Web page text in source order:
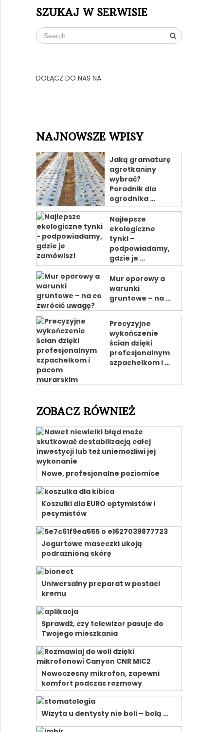
SZUKAJ W SERWISIE
DOŁĄCZ DO NAS NA
NAJNOWSZE WPISY
Jaką gramaturę
agrotkaniny
wybrać?
Poradnik dla
ogrodnika …
Najlepsze
ekologiczne
tynki –
podpowiadamy,
gdzie je …
Mur oporowy a
warunki
gruntowe – na …
Precyzyjne
wykończenie
ścian dzięki
profesjonalnym
szpachelkom i …
ZOBACZ RÓWNIEŻ
Nowe, profesjonalne poziomice
Koszulki dla EURO optymistów i
pesymistów
Jogurtowe maseczki ukoją
podrażnioną skórę
Uniwersalny preparat w postaci
kremu
Sprawdź, czy telewizor pasuje do
Twojego mieszkania
Nowoczesny mikrofon, zapewni
komfort podczas rozmowy
Wizyta u dentysty nie boli – bolą …